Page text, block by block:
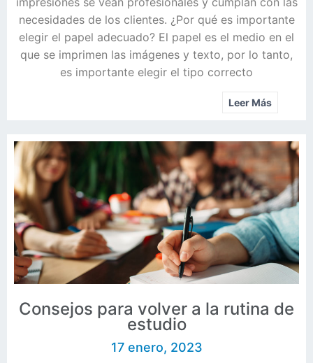
necesidades de los clientes. ¿Por qué es importante
elegir el papel adecuado? El papel es el medio en el
que se imprimen las imágenes y texto, por lo tanto,
es importante elegir el tipo correcto
Leer Más
Consejos para volver a la rutina de
estudio
17 enero, 2023